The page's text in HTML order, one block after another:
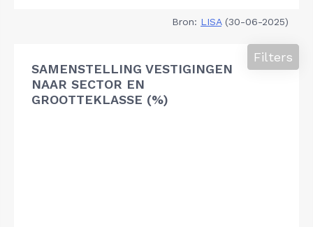
Bron: LISA(30-06-2025)
SAMENSTELLING VESTIGINGEN
NAAR SECTOR EN
GROOTTEKLASSE (%)
Filters